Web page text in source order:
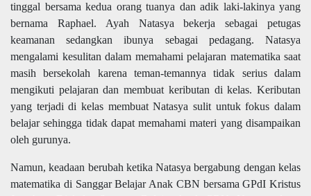
tinggal bersama kedua orang tuanya dan adik laki-lakinya yang
bernama Raphael. Ayah Natasya bekerja sebagai petugas
keamanan sedangkan ibunya sebagai pedagang. Natasya
mengalami kesulitan dalam memahami pelajaran matematika saat
masih bersekolah karena teman-temannya tidak serius dalam
mengikuti pelajaran dan membuat keributan di kelas. Keributan
yang terjadi di kelas membuat Natasya sulit untuk fokus dalam
belajar sehingga tidak dapat memahami materi yang disampaikan
oleh gurunya.
Namun, keadaan berubah ketika Natasya bergabung dengan kelas
matematika di Sanggar Belajar Anak CBN bersama GPdI Kristus